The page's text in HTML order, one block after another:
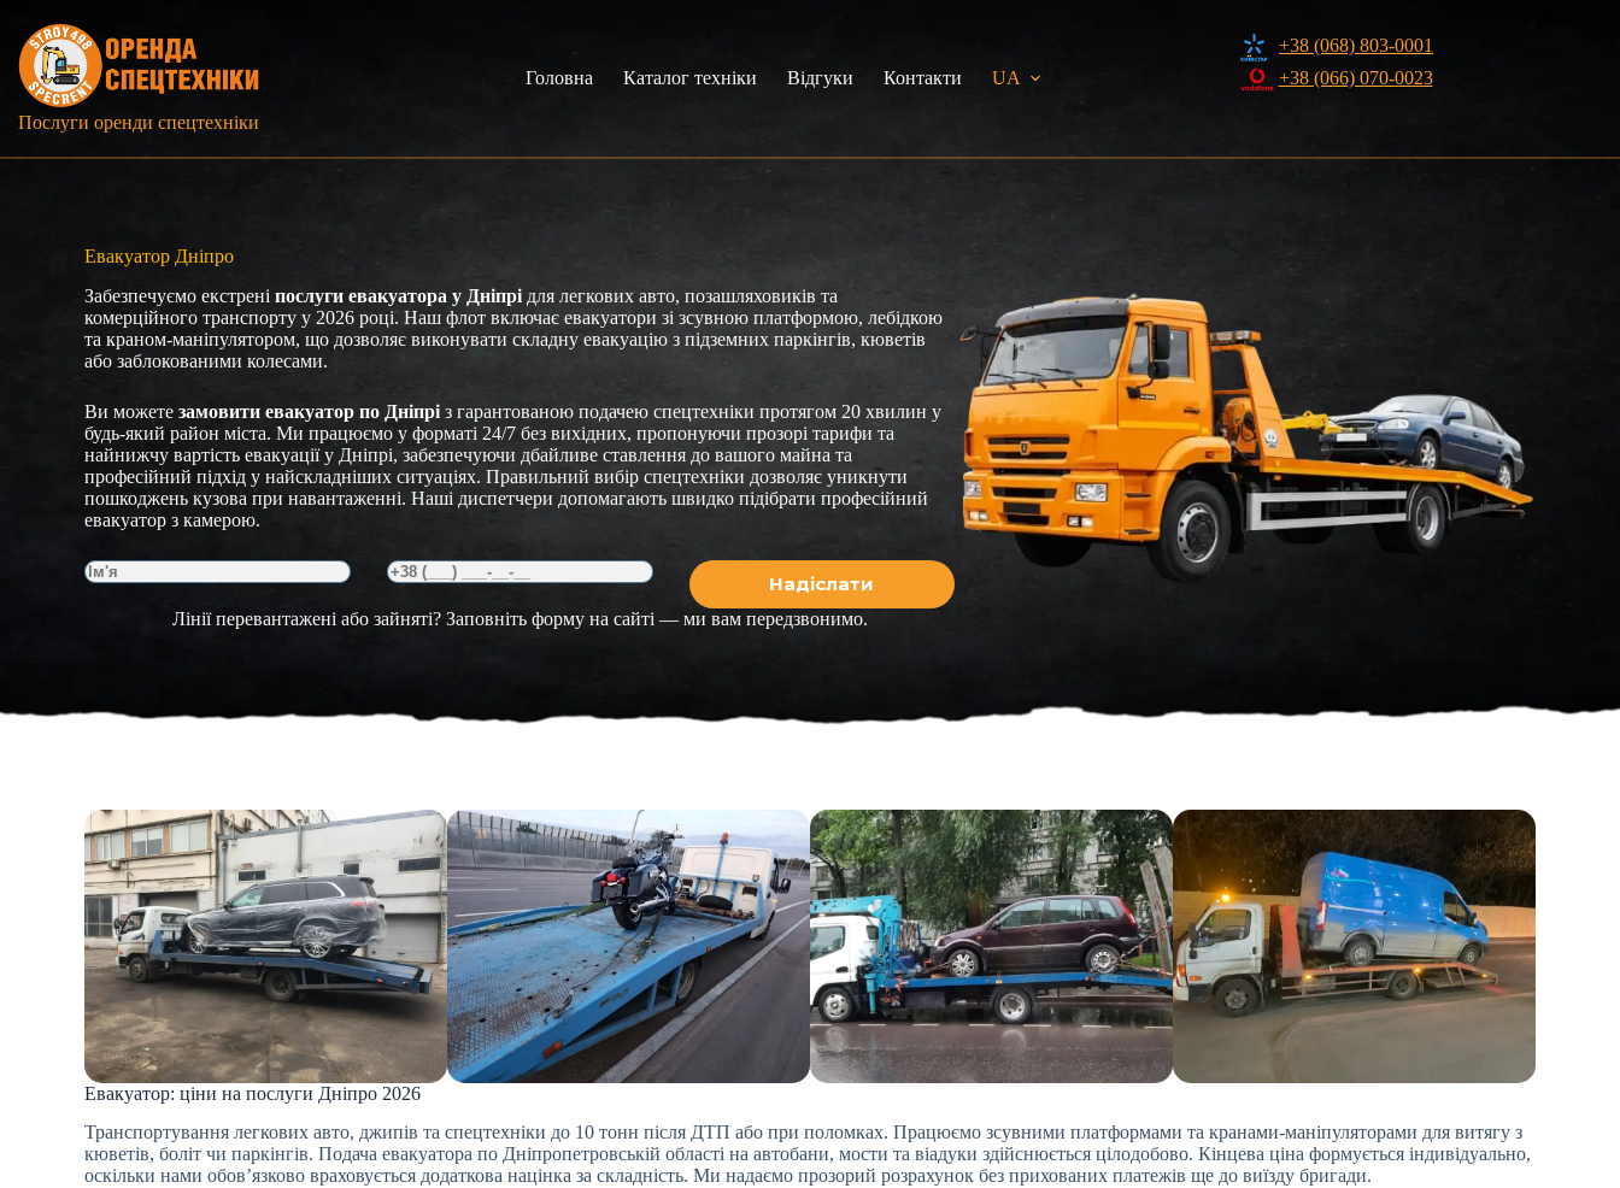
вмісту
Послуги оренди спецтехніки
Головна Каталог техніки Відгуки Контакти UA
+38 (068) 803-0001
+38 (066) 070-0023
Евакуатор Дніпро
Забезпечуємо екстрені послуги евакуатора у Дніпрі для легкових авто, позашляховиків та
комерційного транспорту у 2026 році. Наш флот включає евакуатори зі зсувною платформою, лебідкою
та краном-маніпулятором, що дозволяє виконувати складну евакуацію з підземних паркінгів, кюветів
або заблокованими колесами.
Ви можете замовити евакуатор по Дніпрі з гарантованою подачею спецтехніки протягом 20 хвилин у
будь-який район міста. Ми працюємо у форматі 24/7 без вихідних, пропонуючи прозорі тарифи та
найнижчу вартість евакуації у Дніпрі, забезпечуючи дбайливе ставлення до вашого майна та
професійний підхід у найскладніших ситуаціях. Правильний вибір спецтехніки дозволяє уникнути
пошкоджень кузова при навантаженні. Наші диспетчери допомагають швидко підібрати професійний
евакуатор з камерою.
Лінії перевантажені або зайняті? Заповніть форму на сайті — ми вам передзвонимо.
Евакуатор: ціни на послуги Дніпро 2026
Транспортування легкових авто, джипів та спецтехніки до 10 тонн після ДТП або при поломках. Працюємо зсувними платформами та кранами-маніпуляторами для витягу з
кюветів, боліт чи паркінгів. Подача евакуатора по Дніпропетровській області на автобани, мости та віадуки здійснюється цілодобово. Кінцева ціна формується індивідуально,
оскільки нами обов’язково враховується додаткова націнка за складність. Ми надаємо прозорий розрахунок без прихованих платежів ще до виїзду бригади.